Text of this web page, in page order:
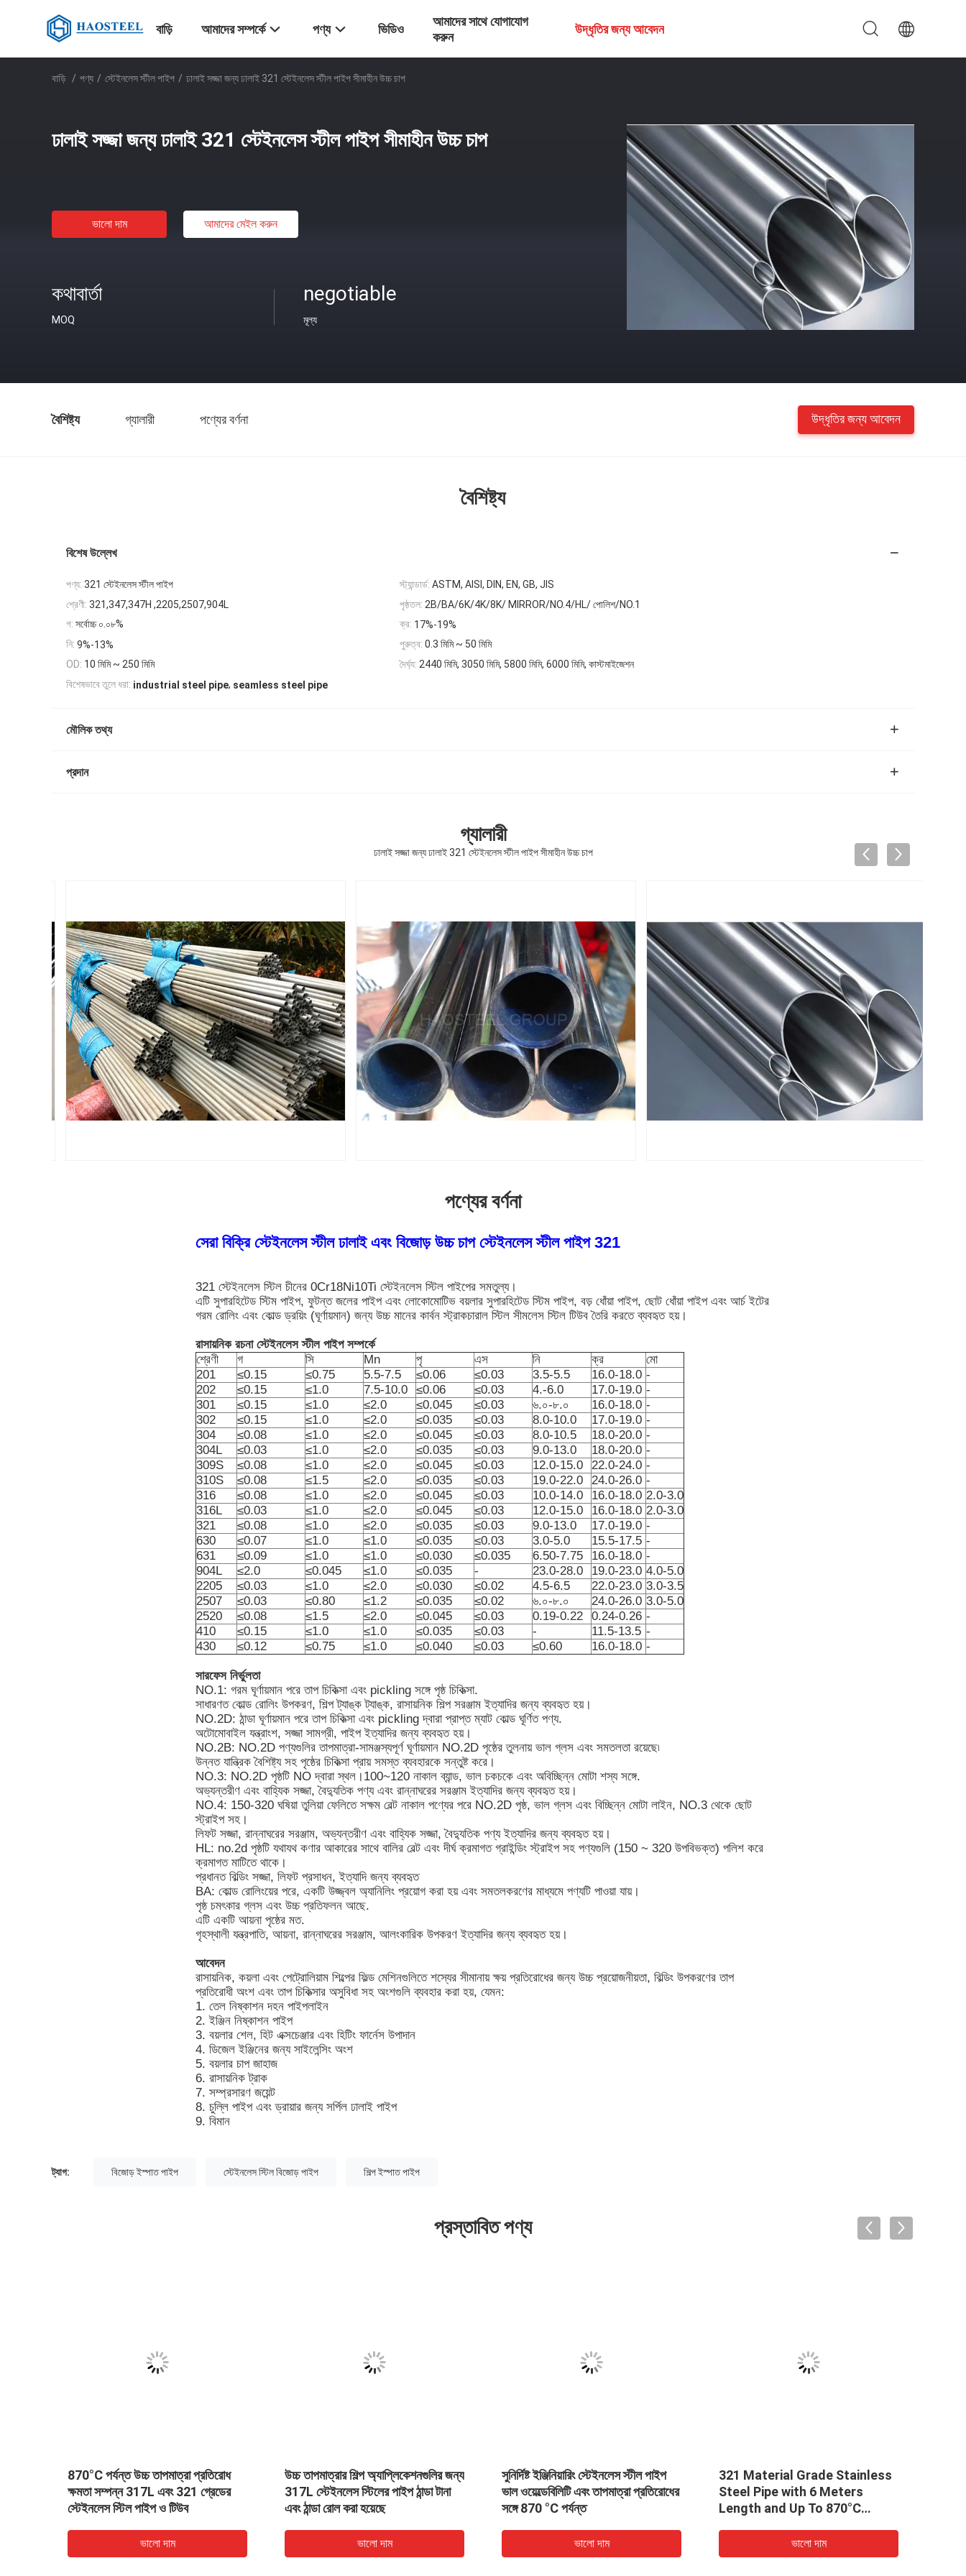
বাড়ি আমাদের সম্পর্কে পণ্য ভিডিও
আমাদের সাথে যোগাযোগ
করুন
উদ্ধৃতির জন্য আবেদন
বাড়ি / পণ্য / স্টেইনলেস স্টীল পাইপ / ঢালাই সজ্জা জন্য ঢালাই 321 স্টেইনলেস স্টীল পাইপ সীমাহীন উচ্চ চাপ
ঢালাই সজ্জা জন্য ঢালাই 321 স্টেইনলেস স্টীল পাইপ সীমাহীন উচ্চ চাপ
ভালো দাম আমাদের মেইল ​​করুন
কথাবার্তা
MOQ
negotiable
মূল্য
বৈশিষ্ট্য গ্যালারী পণ্যের বর্ণনা উদ্ধৃতির জন্য আবেদন
বৈশিষ্ট্য
বিশেষ উল্লেখ
পণ্য: 321 স্টেইনলেস স্টীল পাইপ স্ট্যান্ডার্ড: ASTM, AISI, DIN, EN, GB, JIS
শ্রেণী: 321,347,347H ,2205,2507,904L পৃষ্ঠতল: 2B/BA/6K/4K/8K/ MIRROR/NO.4/HL/ পোলিশ/NO.1
গ: সর্বোচ্চ ০.০৮% ক্র: 17%-19%
নি: 9%-13% পুরুত্ব: 0.3 মিমি ~ 50 মিমি
OD: 10 মিমি ~ 250 মিমি দৈর্ঘ্য: 2440 মিমি, 3050 মিমি, 5800 মিমি, 6000 মিমি, কাস্টমাইজেশন
বিশেষভাবে তুলে ধরা: industrial steel pipe, seamless steel pipe
মৌলিক তথ্য
প্রদান
গ্যালারী
ঢালাই সজ্জা জন্য ঢালাই 321 স্টেইনলেস স্টীল পাইপ সীমাহীন উচ্চ চাপ
পণ্যের বর্ণনা
সেরা বিক্রি স্টেইনলেস স্টীল ঢালাই এবং বিজোড় উচ্চ চাপ স্টেইনলেস স্টীল পাইপ 321
321 স্টেইনলেস স্টিল চীনের 0Cr18Ni10Ti স্টেইনলেস স্টিল পাইপের সমতুল্য।
এটি সুপারহিটেড স্টিম পাইপ, ফুটন্ত জলের পাইপ এবং লোকোমোটিভ বয়লার সুপারহিটেড স্টিম পাইপ, বড় ধোঁয়া পাইপ, ছোট ধোঁয়া পাইপ এবং আর্চ ইটের
গরম রোলিং এবং কোল্ড ড্রয়িং (ঘূর্ণায়মান) জন্য উচ্চ মানের কার্বন স্ট্রাকচারাল স্টিল সীমলেস স্টিল টিউব তৈরি করতে ব্যবহৃত হয়।
রাসায়নিক রচনা স্টেইনলেস স্টীল পাইপ সম্পর্কে
শ্রেণী
গ সি Mn পৃ এস নি ক্র
মো
201
≤0.15 ≤0.75 5.5-7.5 ≤0.06 ≤0.03 3.5-5.5 16.0-18.0 -
202
≤0.15 ≤1.0 7.5-10.0 ≤0.06 ≤0.03 4.-6.0 17.0-19.0 -
301
≤0.15 ≤1.0 ≤2.0 ≤0.045 ≤0.03 ৬.০-৮.০ 16.0-18.0 -
302
≤0.15 ≤1.0 ≤2.0 ≤0.035 ≤0.03 8.0-10.0 17.0-19.0 -
304
≤0.08 ≤1.0 ≤2.0 ≤0.045 ≤0.03 8.0-10.5 18.0-20.0 -
304L
≤0.03 ≤1.0 ≤2.0 ≤0.035 ≤0.03 9.0-13.0 18.0-20.0 -
309S
≤0.08 ≤1.0 ≤2.0 ≤0.045 ≤0.03 12.0-15.0 22.0-24.0 -
310S
≤0.08 ≤1.5 ≤2.0 ≤0.035 ≤0.03 19.0-22.0 24.0-26.0 -
316
≤0.08 ≤1.0 ≤2.0 ≤0.045 ≤0.03 10.0-14.0 16.0-18.0 2.0-3.0
316L
≤0.03 ≤1.0 ≤2.0 ≤0.045 ≤0.03 12.0-15.0 16.0-18.0 2.0-3.0
321
≤0.08 ≤1.0 ≤2.0 ≤0.035 ≤0.03 9.0-13.0 17.0-19.0 -
630
≤0.07 ≤1.0 ≤1.0 ≤0.035 ≤0.03 3.0-5.0 15.5-17.5 -
631
≤0.09 ≤1.0 ≤1.0 ≤0.030 ≤0.035 6.50-7.75 16.0-18.0 -
904L
≤2.0 ≤0.045 ≤1.0 ≤0.035 - 23.0-28.0 19.0-23.0 4.0-5.0
2205
≤0.03 ≤1.0 ≤2.0 ≤0.030 ≤0.02 4.5-6.5 22.0-23.0 3.0-3.5
2507
≤0.03 ≤0.80 ≤1.2 ≤0.035 ≤0.02 ৬.০-৮.০ 24.0-26.0 3.0-5.0
2520
≤0.08 ≤1.5 ≤2.0 ≤0.045 ≤0.03 0.19-0.22 0.24-0.26 -
410
≤0.15 ≤1.0 ≤1.0 ≤0.035 ≤0.03 - 11.5-13.5 -
430
≤0.12 ≤0.75 ≤1.0 ≤0.040 ≤0.03 ≤0.60 16.0-18.0 -
সারফেস নির্ভুলতা
NO.1: গরম ঘূর্ণায়মান পরে তাপ চিকিত্সা এবং pickling সঙ্গে পৃষ্ঠ চিকিত্সা.
সাধারণত কোল্ড রোলিং উপকরণ, শিল্প ট্যাঙ্ক ট্যাঙ্ক, রাসায়নিক শিল্প সরঞ্জাম ইত্যাদির জন্য ব্যবহৃত হয়।
NO.2D: ঠান্ডা ঘূর্ণায়মান পরে তাপ চিকিত্সা এবং pickling দ্বারা প্রাপ্ত ম্যাট কোল্ড ঘূর্ণিত পণ্য.
অটোমোবাইল যন্ত্রাংশ, সজ্জা সামগ্রী, পাইপ ইত্যাদির জন্য ব্যবহৃত হয়।
NO.2B: NO.2D পণ্যগুলির তাপমাত্রা-সামঞ্জস্যপূর্ণ ঘূর্ণায়মান NO.2D পৃষ্ঠের তুলনায় ভাল গ্লস এবং সমতলতা রয়েছে৷
উন্নত যান্ত্রিক বৈশিষ্ট্য সহ পৃষ্ঠের চিকিত্সা প্রায় সমস্ত ব্যবহারকে সন্তুষ্ট করে।
NO.3: NO.2D পৃষ্ঠটি NO দ্বারা স্থল।100~120 নাকাল ব্যান্ড, ভাল চকচকে এবং অবিচ্ছিন্ন মোটা শস্য সঙ্গে.
অভ্যন্তরীণ এবং বাহ্যিক সজ্জা, বৈদ্যুতিক পণ্য এবং রান্নাঘরের সরঞ্জাম ইত্যাদির জন্য ব্যবহৃত হয়।
NO.4: 150-320 ঘষিয়া তুলিয়া ফেলিতে সক্ষম বেল্ট নাকাল পণ্যের পরে NO.2D পৃষ্ঠ, ভাল গ্লস এবং বিচ্ছিন্ন মোটা লাইন, NO.3 থেকে ছোট
স্ট্রাইপ সহ।
লিফট সজ্জা, রান্নাঘরের সরঞ্জাম, অভ্যন্তরীণ এবং বাহ্যিক সজ্জা, বৈদ্যুতিক পণ্য ইত্যাদির জন্য ব্যবহৃত হয়।
HL: no.2d পৃষ্ঠটি যথাযথ কণার আকারের সাথে বালির বেল্ট এবং দীর্ঘ ক্রমাগত গ্রাইন্ডিং স্ট্রাইপ সহ পণ্যগুলি (150 ~ 320 উপবিভক্ত) পলিশ করে
ক্রমাগত মাটিতে থাকে।
প্রধানত বিল্ডিং সজ্জা, লিফট প্রসাধন, ইত্যাদি জন্য ব্যবহৃত
BA: কোল্ড রোলিংয়ের পরে, একটি উজ্জ্বল অ্যানিলিং প্রয়োগ করা হয় এবং সমতলকরণের মাধ্যমে পণ্যটি পাওয়া যায়।
পৃষ্ঠ চমৎকার গ্লস এবং উচ্চ প্রতিফলন আছে.
এটি একটি আয়না পৃষ্ঠের মত.
গৃহস্থালী যন্ত্রপাতি, আয়না, রান্নাঘরের সরঞ্জাম, আলংকারিক উপকরণ ইত্যাদির জন্য ব্যবহৃত হয়।
আবেদন
রাসায়নিক, কয়লা এবং পেট্রোলিয়াম শিল্পের ফিল্ড মেশিনগুলিতে শস্যের সীমানায় ক্ষয় প্রতিরোধের জন্য উচ্চ প্রয়োজনীয়তা, বিল্ডিং উপকরণের তাপ
প্রতিরোধী অংশ এবং তাপ চিকিত্সার অসুবিধা সহ অংশগুলি ব্যবহার করা হয়, যেমন:
1. তেল নিষ্কাশন দহন পাইপলাইন
2. ইঞ্জিন নিষ্কাশন পাইপ
3. বয়লার শেল, হিট এক্সচেঞ্জার এবং হিটিং ফার্নেস উপাদান
4. ডিজেল ইঞ্জিনের জন্য সাইলেন্সিং অংশ
5. বয়লার চাপ জাহাজ
6. রাসায়নিক ট্রাক
7. সম্প্রসারণ জয়েন্ট
8. চুল্লি পাইপ এবং ড্রায়ার জন্য সর্পিল ঢালাই পাইপ
9. বিমান
ট্যাগ: বিজোড় ইস্পাত পাইপ স্টেইনলেস স্টিল বিজোড় পাইপ শিল্প ইস্পাত পাইপ
প্রস্তাবিত পণ্য
321 Material Grade Stainless
Steel Pipe with 6 Meters
Length and Up To 870°C
Heavy Duty Industrial Use
ভালো দাম
304 304L 316 316L স্টেইনলেস স্টীল
ডেকোরেশন টিউব উচ্চ গ্রেড স্টেইনলেস স্টীল
ডেকোরেশন জন্য পাইপ
ভালো দাম
S32750 স্টেইনলেস স্টিল বিজোড় পাইপ
ভালো দাম
310S এস এস বিজোড় পাইপ
ভালো দাম